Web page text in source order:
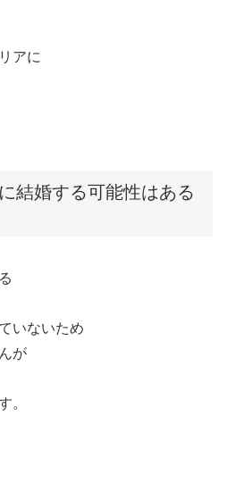
アに
結婚する可能性はある
いないため
が
。